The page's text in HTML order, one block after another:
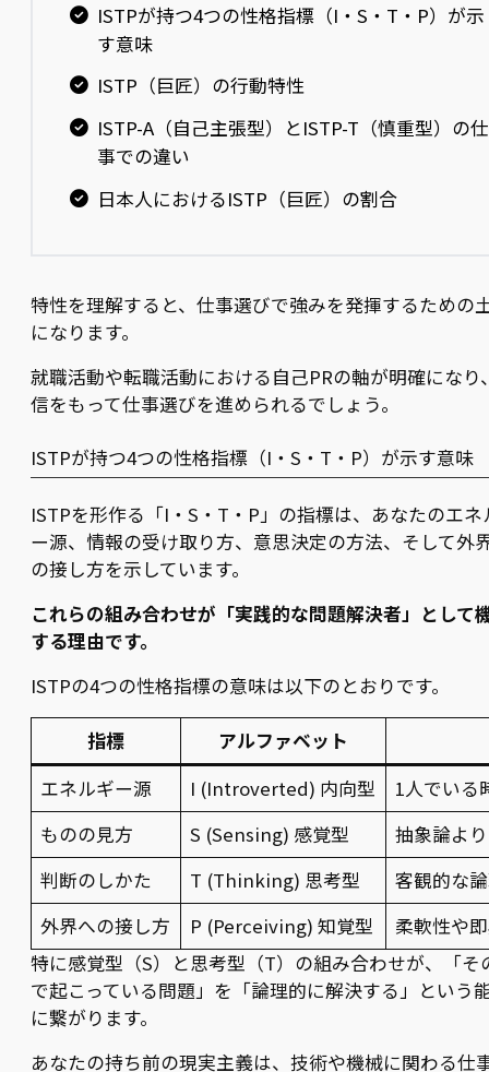
ISTPが持つ4つの性格指標（I・S・T・P）が示
す意味
ISTP（巨匠）の行動特性
ISTP-A（自己主張型）とISTP-T（慎重型）の仕
事での違い
日本人におけるISTP（巨匠）の割合
特性を理解すると、仕事選びで強みを発揮するための
になります。
就職活動や転職活動における自己PRの軸が明確になり
信をもって仕事選びを進められるでしょう。
ISTPが持つ4つの性格指標（I・S・T・P）が示す意味
ISTPを形作る「I・S・T・P」の指標は、あなたのエネ
ー源、情報の受け取り方、意思決定の方法、そして外
の接し方を示しています。
これらの組み合わせが「実践的な問題解決者」として
する理由です。
ISTPの4つの性格指標の意味は以下のとおりです。
指標
アルファベット
エネルギー源
I (Introverted) 内向型
1人でいる
ものの見方
S (Sensing) 感覚型
抽象論よ
判断のしかた
T (Thinking) 思考型
客観的な
外界への接し方
P (Perceiving) 知覚型
柔軟性や
特に感覚型（S）と思考型（T）の組み合わせが、「そ
で起こっている問題」を「論理的に解決する」という
に繋がります。
あなたの持ち前の現実主義は、技術や機械に関わる仕